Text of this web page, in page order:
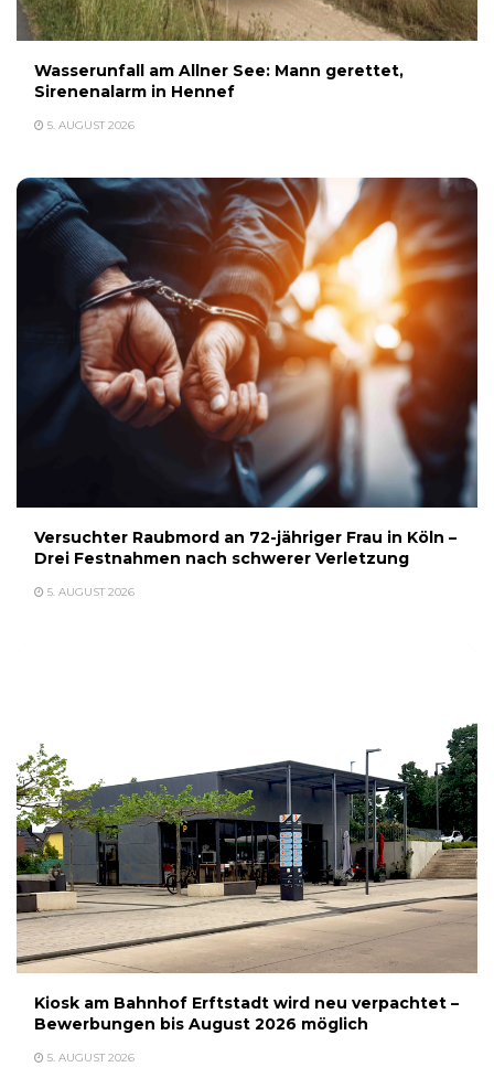
Wasserunfall am Allner See: Mann gerettet,
Sirenenalarm in Hennef
5. AUGUST 2026
Versuchter Raubmord an 72-jähriger Frau in Köln –
Drei Festnahmen nach schwerer Verletzung
5. AUGUST 2026
Kiosk am Bahnhof Erftstadt wird neu verpachtet –
Bewerbungen bis August 2026 möglich
5. AUGUST 2026